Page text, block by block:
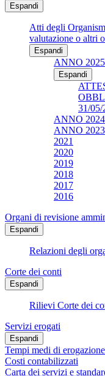
Espandi
Atti degli
valutazione o altri
Espandi
ANNO 2025
Espandi
31/05/
ANNO 2024
ANNO 2023
2021
2020
2019
2018
2017
2016
Organi di revisione
Espandi
Relazioni degli
Corte dei conti
Espandi
Rilievi Corte dei
Servizi erogati
Espandi
Tempi medi di
Costi contabilizzati
Carta dei servizi e